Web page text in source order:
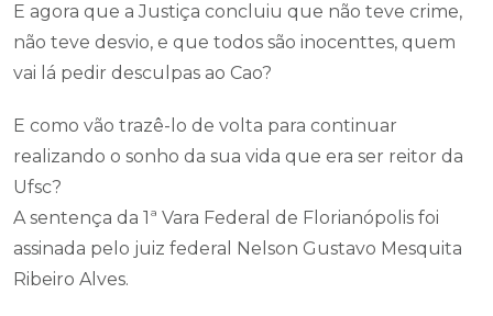
E agora que a Justiça concluiu que não teve crime,
não teve desvio, e que todos são inocenttes, quem
vai lá pedir desculpas ao Cao?
E como vão trazê-lo de volta para continuar
realizando o sonho da sua vida que era ser reitor da
Ufsc?
A sentença da 1ª Vara Federal de Florianópolis foi
assinada pelo juiz federal Nelson Gustavo Mesquita
Ribeiro Alves.